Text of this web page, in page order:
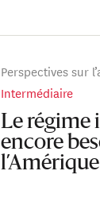
Perspectives sur
Intermédiaire
Le régime
encore
l’Amérique